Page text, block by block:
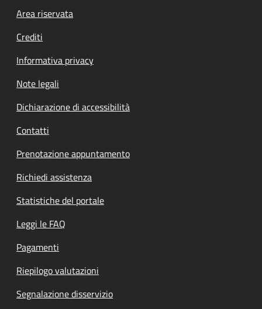
Footer menu
Area riservata
Crediti
Informativa privacy
Note legali
Dichiarazione di accessibilità
Contatti
Prenotazione appuntamento
Richiedi assistenza
Statistiche del portale
Leggi le FAQ
Pagamenti
Riepilogo valutazioni
Segnalazione disservizio